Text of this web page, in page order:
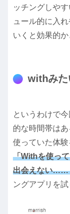
ッチングしや
ュール的に入
いくと効果的か
withみた
というわけで
的な時間帯は
使っていた体験
「Withを使っ
出会えない……
ングアプリを